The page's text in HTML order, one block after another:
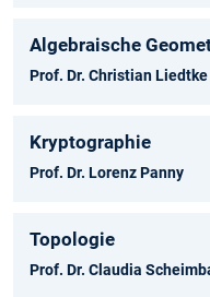
Algebraische
Prof. Dr. Christian Liedtke
Kryptographie
Prof. Dr. Lorenz Panny
Topologie
Prof. Dr. Claudia